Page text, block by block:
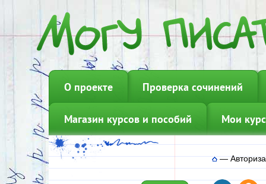
О проекте Проверка сочинений
Магазин курсов и пособий Мои
—